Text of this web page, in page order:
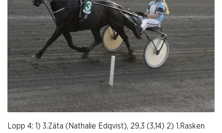
Lopp 4: 1) 3.Zäta (Nathalie Edqvist), 29,3 (3,14) 2) 1.Rasken